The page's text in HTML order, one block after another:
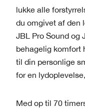
lukke alle
du omgivet af den
JBL Pro Sound og
behagelig komfort
til din personlige
for en
Med op til 70